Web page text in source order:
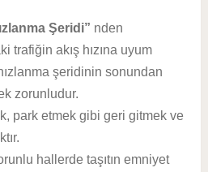
Şeridi” nden
trafiğin akış hızına uyum
şeridinin sonundan
zorunludur.
park etmek gibi geri gitmek ve
hallerde taşıtın emniyet